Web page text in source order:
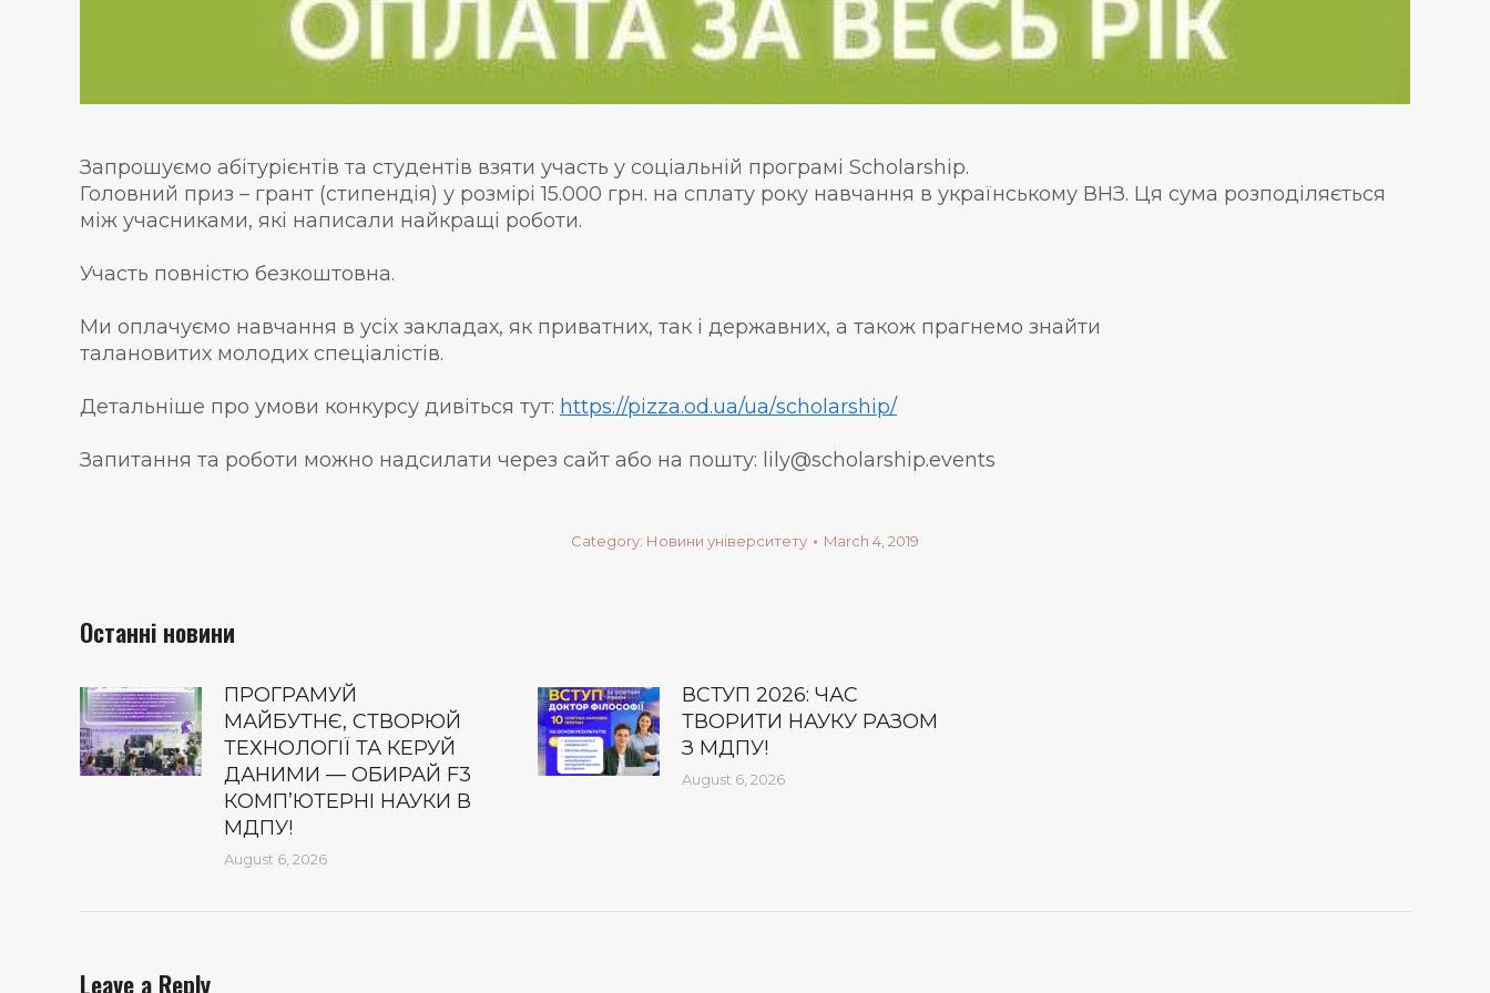
Запрошуємо абітурієнтів та студентів взяти участь у соціальній програмі Scholarship.
Головний приз – грант (стипендія) у розмірі 15.000 грн. на сплату року навчання в українському ВНЗ. Ця сума розподіляється
між учасниками, які написали найкращі роботи.
Участь повністю безкоштовна.
Ми оплачуємо навчання в усіх закладах, як приватних, так і державних, а також прагнемо знайти
талановитих молодих спеціалістів.
Детальніше про умови конкурсу дивіться тут: https://pizza.od.ua/ua/scholarship/
Запитання та роботи можно надсилати через сайт або на пошту: lily@scholarship.events
Category: Новини університету March 4, 2019
Останні новини
ПРОГРАМУЙ
МАЙБУТНЄ, СТВОРЮЙ
ТЕХНОЛОГІЇ ТА КЕРУЙ
ДАНИМИ — ОБИРАЙ F3
КОМП’ЮТЕРНІ НАУКИ В
МДПУ!
August 6, 2026
ВСТУП 2026: ЧАС
ТВОРИТИ НАУКУ РАЗОМ
З МДПУ!
August 6, 2026
Leave a Reply